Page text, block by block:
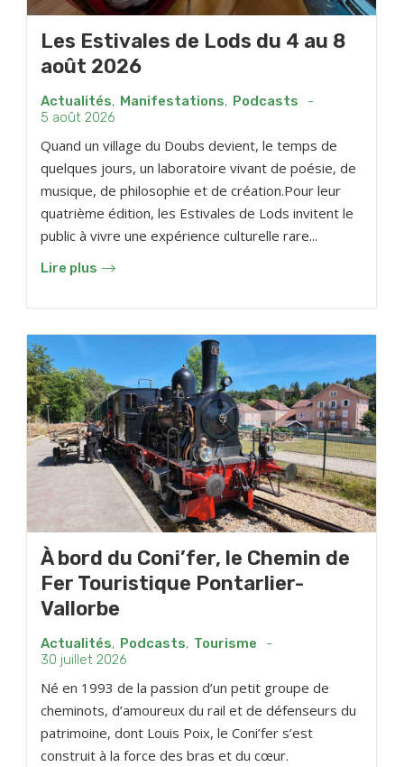
Les Estivales de Lods du 4 au 8
août 2026
Actualités, Manifestations, Podcasts
-
5 août 2026
Quand un village du Doubs devient, le temps de
quelques jours, un laboratoire vivant de poésie, de
musique, de philosophie et de création.Pour leur
quatrième édition, les Estivales de Lods invitent le
public à vivre une expérience culturelle rare...
Lire plus
À bord du Coni’fer, le Chemin de
Fer Touristique Pontarlier-
Vallorbe
Actualités, Podcasts, Tourisme
-
30 juillet 2026
Né en 1993 de la passion d’un petit groupe de
cheminots, d’amoureux du rail et de défenseurs du
patrimoine, dont Louis Poix, le Coni’fer s’est
construit à la force des bras et du cœur.